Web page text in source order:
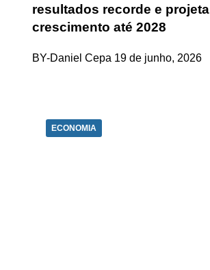
resultados recorde e projeta
crescimento até 2028
BY-Daniel Cepa 19 de junho, 2026
ECONOMIA